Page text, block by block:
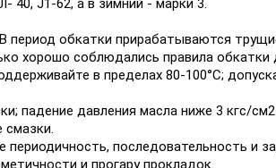
40, J1-62, а в зимний - марки 3.
период обкатки прирабатываются
хорошо соблюдались правила обкатки
в пределах 80-100°С;
падение давления масла ниже 3 кгс/
смазки.
периодичность, последовательность
и прогару прокладок.